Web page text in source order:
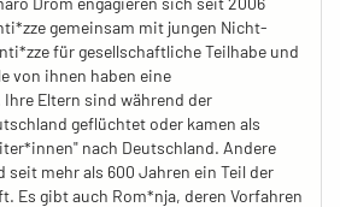
gemeinsam mit jungen Nicht-
für gesellschaftliche Teilhabe und
von ihnen haben eine
Eltern sind während der
geflüchtet oder kamen als
nach Deutschland. Andere
seit mehr als 600 Jahren ein Teil der
Es gibt auch Rom*nja, deren Vorfahren